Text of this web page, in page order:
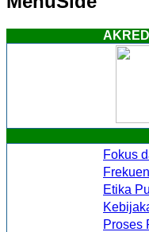
Fokus
Etika
Proses